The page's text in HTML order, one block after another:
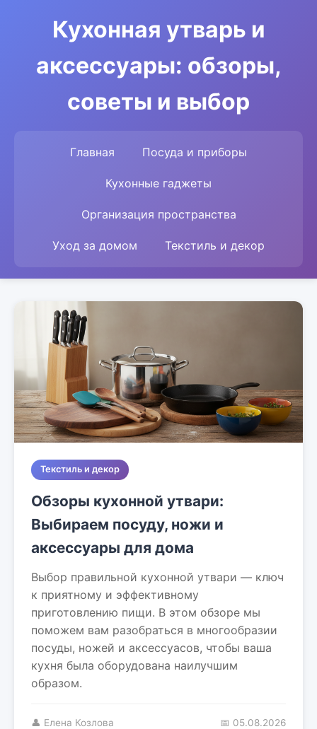
Кухонная утварь и
аксессуары: обзоры,
советы и выбор
Главная Посуда и приборы
Кухонные гаджеты
Организация пространства
Уход за домом Текстиль и декор
Текстиль и декор
Обзоры кухонной утвари:
Выбираем посуду, ножи и
аксессуары для дома
Выбор правильной кухонной утвари — ключ
к приятному и эффективному
приготовлению пищи. В этом обзоре мы
поможем вам разобраться в многообразии
посуды, ножей и аксессуасов, чтобы ваша
кухня была оборудована наилучшим
образом.
👤 Елена Козлова 📅 05.08.2026